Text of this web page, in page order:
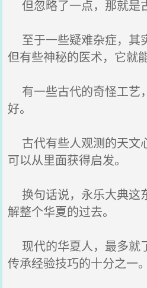
但忽略了一点，那就是
至于一些疑难杂症，其
但有些神秘的医术，它就
有一些古代的奇怪工艺
好。
古代有些人观测的天文
可以从里面获得启发。
换句话说，永乐大典这
解整个华夏的过去。
现代的华夏人，最多就
传承经验技巧的十分之一。